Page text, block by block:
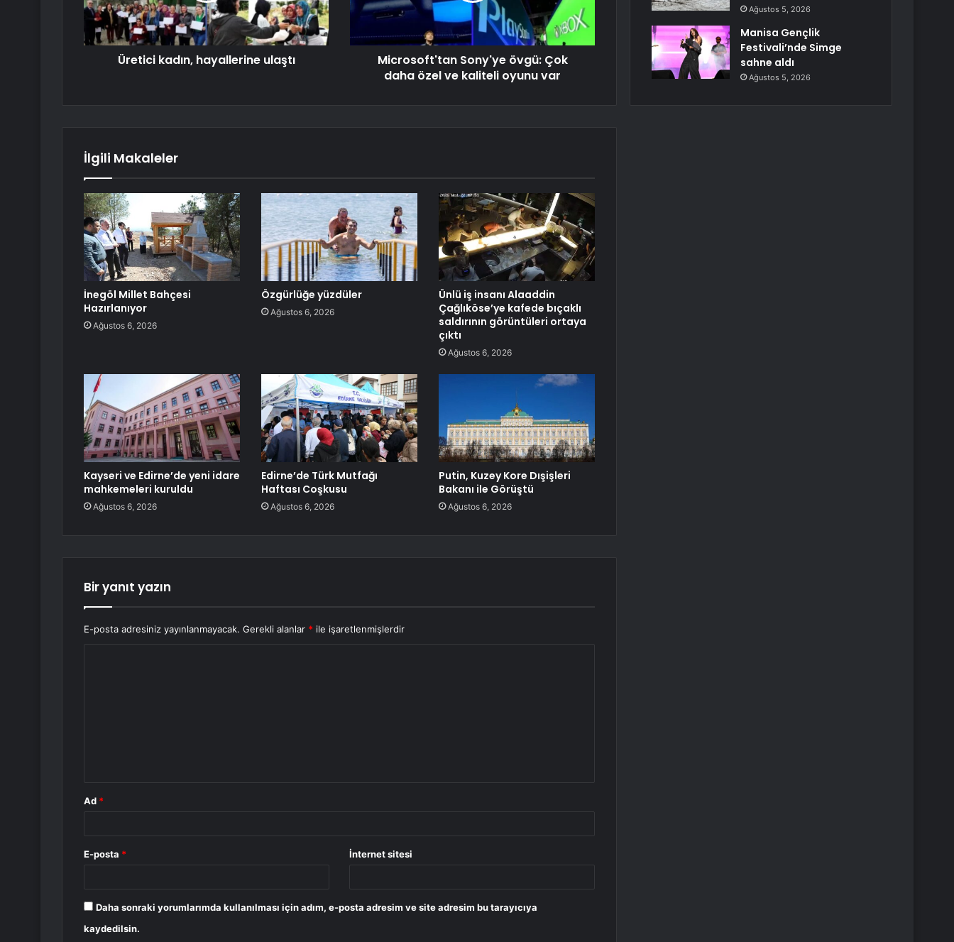
Üretici kadın, hayallerine ulaştı
Microsoft'tan Sony'ye övgü: Çok
daha özel ve kaliteli oyunu var
İlgili Makaleler
İnegöl Millet Bahçesi
Hazırlanıyor
Ağustos 6, 2026
Özgürlüğe yüzdüler
Ağustos 6, 2026
Ünlü iş insanı Alaaddin
Çağlıköse’ye kafede bıçaklı
saldırının görüntüleri ortaya
çıktı
Ağustos 6, 2026
Kayseri ve Edirne’de yeni idare
mahkemeleri kuruldu
Ağustos 6, 2026
Edirne’de Türk Mutfağı
Haftası Coşkusu
Ağustos 6, 2026
Putin, Kuzey Kore Dışişleri
Bakanı ile Görüştü
Ağustos 6, 2026
Bir yanıt yazın
E-posta adresiniz yayınlanmayacak. Gerekli alanlar * ile işaretlenmişlerdir
Ad *
E-posta * İnternet sitesi
Daha sonraki yorumlarımda kullanılması için adım, e-posta adresim ve site adresim bu tarayıcıya
kaydedilsin.
Ağustos 5, 2026
Manisa Gençlik
Festivali’nde Simge
sahne aldı
Ağustos 5, 2026